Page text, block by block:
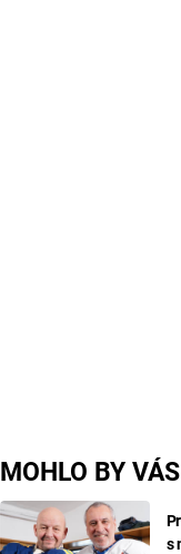
MOHLO BY
s